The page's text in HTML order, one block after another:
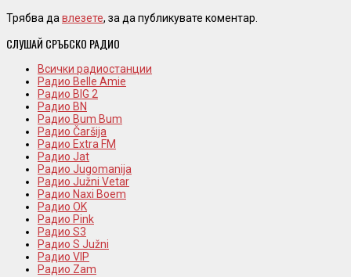
Трябва давлезете, за да публикувате коментар.
СЛУШАЙ СРЪБСКО РАДИО
Всички радиостанции
Радио Belle Amie
Радио BIG 2
Радио BN
Радио Bum Bum
Радио Čaršija
Радио Extra FM
Радио Jat
Радио Jugomanija
Радио Južni Vetar
Радио Naxi Boem
Радио OK
Радио Pink
Радио S3
Радио S Južni
Радио VIP
Радио Zam